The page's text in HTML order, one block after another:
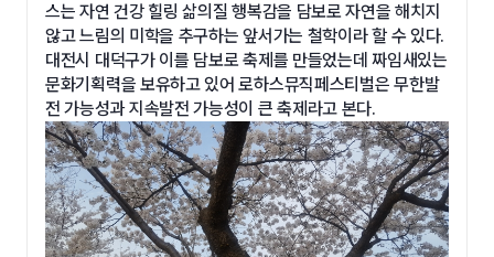
스는 자연 건강 힐링 삶의질 행복감을 담보로 자연을 해치지
않고 느림의 미학을 추구하는 앞서가는 철학이라 할 수 있다.
대전시 대덕구가 이를 담보로 축제를 만들었는데 짜임새있는
문화기획력을 보유하고 있어 로하스뮤직페스티벌은 무한발
전 가능성과 지속발전 가능성이 큰 축제라고 본다.